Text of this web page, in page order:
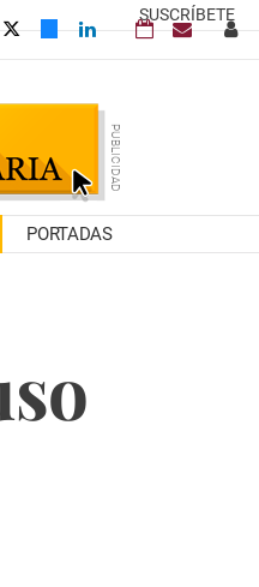
SUSCRÍBETE
PORTADAS